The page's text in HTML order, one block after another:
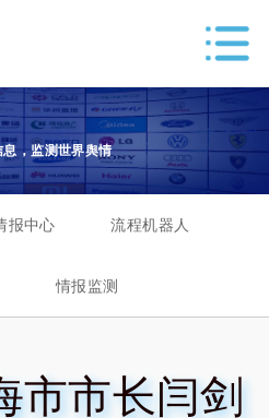
，监测世界舆情
报中心 流程机器人
情报监测
市市长闫剑